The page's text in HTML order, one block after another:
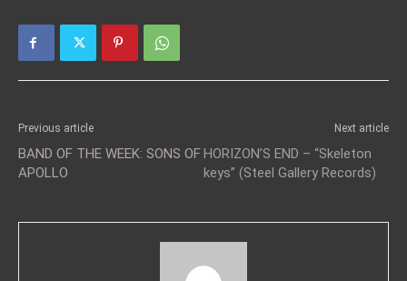
Previous article
BAND OF THE WEEK: SONS OF
APOLLO
Next article
HORIZON’S END – “Skeleton
keys” (Steel Gallery Records)